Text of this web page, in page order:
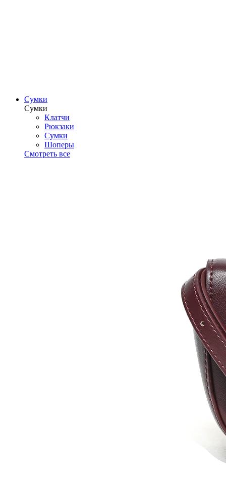
Сумки
Сумки
Клатчи
Рюкзаки
Сумки
Шоперы
Смотреть все